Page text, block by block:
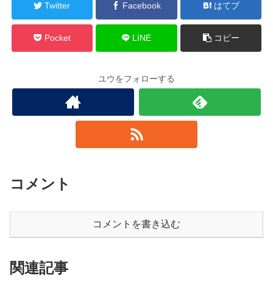
Twitter Facebook はてブ
Pocket LINE コピー
ユウをフォローする
コメント
コメントを書き込む
関連記事